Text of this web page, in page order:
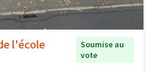
l'école
Soumise au
vote